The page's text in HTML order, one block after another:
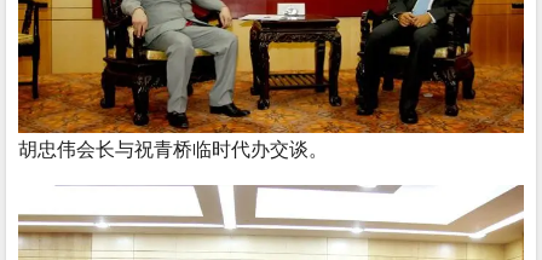
胡忠伟会长与祝青桥临时代办交谈。